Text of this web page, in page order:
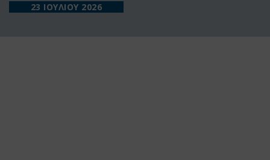
23 ΙΟΥΛΙΟΥ 2026